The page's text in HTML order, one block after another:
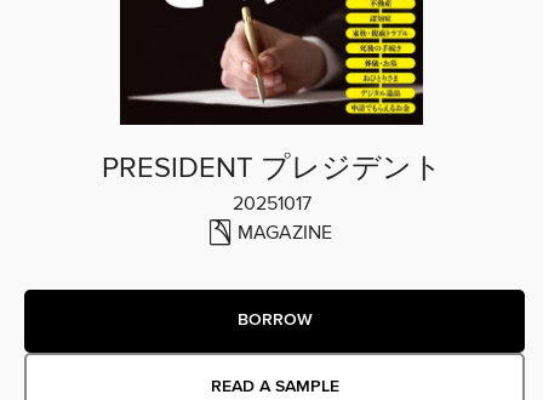
PRESIDENT プレジデント
20251017
MAGAZINE
BORROW
READ A SAMPLE